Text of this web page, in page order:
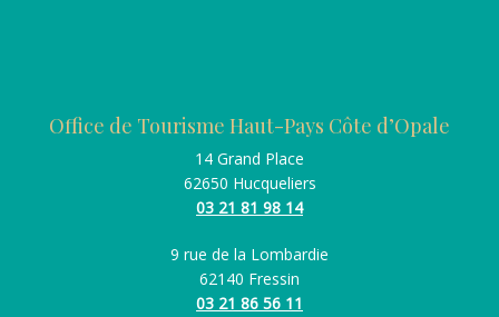
Office de Tourisme Haut-Pays Côte d’Opale
14 Grand Place
62650 Hucqueliers
03 21 81 98 14
9 rue de la Lombardie
62140 Fressin
03 21 86 56 11